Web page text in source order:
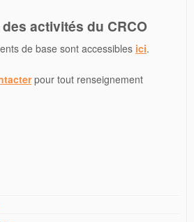
activités du CRCO
de base sont accessibles ici.
pour tout renseignement